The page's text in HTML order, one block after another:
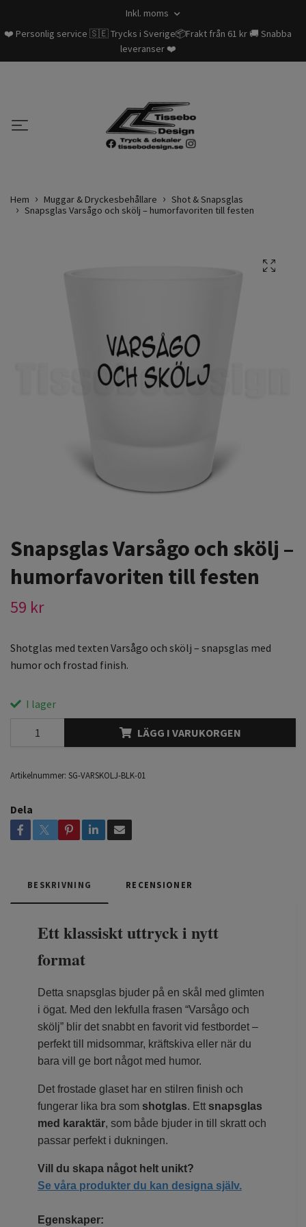
Inkl. moms
❤️ Personlig service 🇸🇪 Trycks i Sverige📦Frakt från 61 kr 🚚 Snabba
leveranser ❤️
Hem Muggar & Dryckesbehållare
Shot & Snapsglas
Snapsglas Varsågo och skölj – humorfavoriten till festen
Snapsglas Varsågo och skölj –
humorfavoriten till festen
59 kr
Shotglas med texten Varsågo och skölj – snapsglas med
humor och frostad finish.
I lager
LÄGG I VARUKORGEN
Artikelnummer: SG-VARSKOLJ-BLK-01
Dela
BESKRIVNING RECENSIONER
Ett klassiskt uttryck i nytt
format
Detta snapsglas bjuder på en skål med glimten
i ögat. Med den lekfulla frasen “Varsågo och
skölj” blir det snabbt en favorit vid festbordet –
perfekt till midsommar, kräftskiva eller när du
bara vill ge bort något med humor.
Det frostade glaset har en stilren finish och
fungerar lika bra som shotglas. Ett snapsglas
med karaktär, som både bjuder in till skratt och
passar perfekt i dukningen.
Vill du skapa något helt unikt?
Se våra produkter du kan designa själv.
Egenskaper: